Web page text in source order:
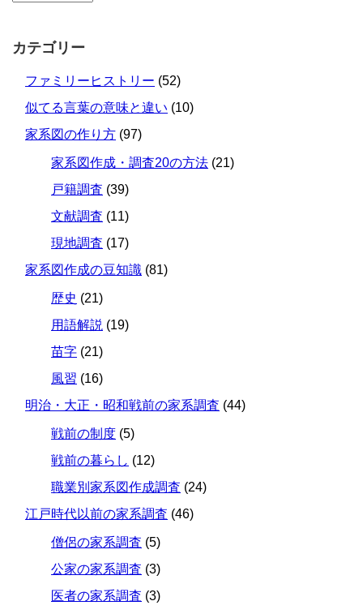
カテゴリー
ファミリーヒストリー (52)
似てる言葉の意味と違い (10)
家系図の作り方 (97)
家系図作成・調査20の方法 (21)
戸籍調査 (39)
文献調査 (11)
現地調査 (17)
家系図作成の豆知識 (81)
歴史 (21)
用語解説 (19)
苗字 (21)
風習 (16)
明治・大正・昭和戦前の家系調査 (44)
戦前の制度 (5)
戦前の暮らし (12)
職業別家系図作成調査 (24)
江戸時代以前の家系調査 (46)
僧侶の家系調査 (5)
公家の家系調査 (3)
医者の家系調査 (3)